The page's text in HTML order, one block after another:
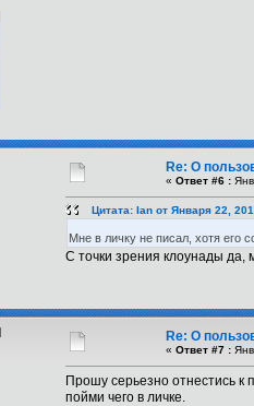
Re: О
« Ответ #6 :
Цитата: Ian от Января 22,
Мне в личку не писал, хотя его
С точки зрения клоунады да,
Re: О
« Ответ #7 :
Прошу серьезно отнестись к
пойми чего в личке.